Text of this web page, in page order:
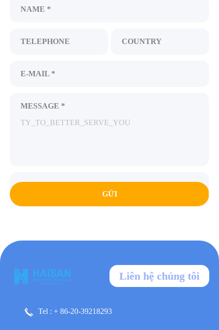
NAME *
TELEPHONE COUNTRY
E-MAIL *
MESSAGE *
GỬI
Liên hệ chúng tôi
Tel : + 86-20-39218293